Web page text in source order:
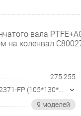
вала
на коленвал
275.255
9 моделей